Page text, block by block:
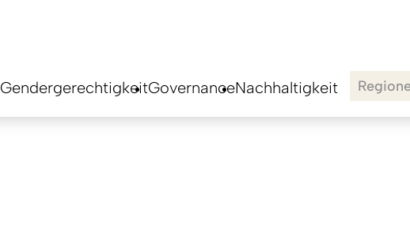
GendergerechtigkeitGovernanceNachhaltigkeit